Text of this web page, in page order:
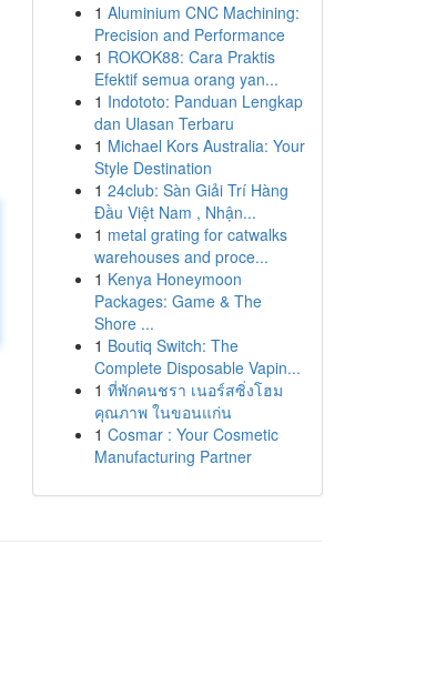
1 Aluminium CNC Machining:
Precision and Performance
1 ROKOK88: Cara Praktis
Efektif semua orang yan...
1 Indototo: Panduan Lengkap
dan Ulasan Terbaru
1 Michael Kors Australia: Your
Style Destination
1 24club: Sàn Giải Trí Hàng
Đầu Việt Nam , Nhận...
1 metal grating for catwalks
warehouses and proce...
1 Kenya Honeymoon
Packages: Game & The
Shore ...
1 Boutiq Switch: The
Complete Disposable Vapin...
1 ที่พักคนชรา เนอร์สซิ่งโฮม
คุณภาพ ในขอนแก่น
1 Cosmar : Your Cosmetic
Manufacturing Partner